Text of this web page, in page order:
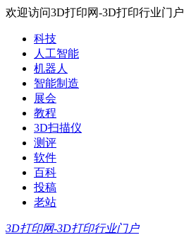
欢迎访问3D打印网-3D打印行业门户
科技
人工智能
机器人
智能制造
展会
教程
3D扫描仪
测评
软件
百科
投稿
老站
3D打印网-3D打印行业门户